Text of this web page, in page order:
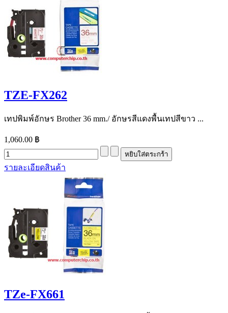
TZE-FX262
เทปพิมพ์อักษร Brother 36 mm./ อักษรสีแดงพื้นเทปสีขาว ...
1,060.00 ฿
รายละเอียดสินค้า
TZe-FX661